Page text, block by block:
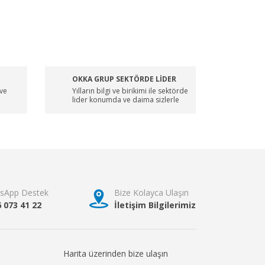
OKKA GRUP SEKTÖRDE LİDER
Yılların bilgi ve birikimi ile sektörde
lider konumda ve daima sizlerle
Destek
073 41 22
Bize Kolayca Ulaşın
İletişim Bilgilerimiz
Harita üzerinden bize ulaşın